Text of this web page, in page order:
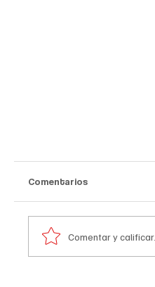
Comentarios
Comentar y calificar...